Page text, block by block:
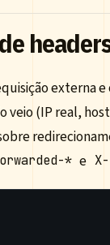
externa
veio (IP real,
* e